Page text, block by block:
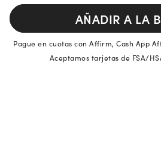
AÑADIR A LA
Pague en cuotas con Affirm, Cash App
Aceptamos tarjetas de FSA/